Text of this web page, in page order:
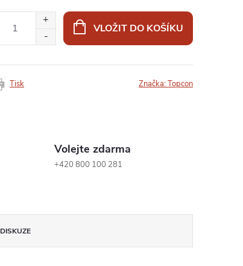
VLOŽIT DO KOŠÍKU
Tisk Značka:Topcon
Volejte zdarma
+420 800 100 281
DISKUZE